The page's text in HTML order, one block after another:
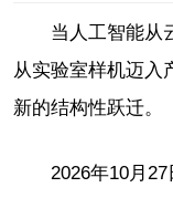
当人工智能从
从实验室样机迈入
新的结构性跃迁。
2026年10月